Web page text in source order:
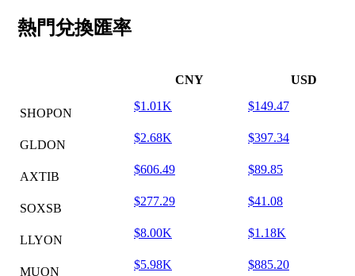
熱門兌換匯率
CNY USD
SHOPON
$1.01K $149.47
GLDON
$2.68K $397.34
AXTIB
$606.49 $89.85
SOXSB
$277.29 $41.08
LLYON
$8.00K $1.18K
MUON
$5.98K $885.20